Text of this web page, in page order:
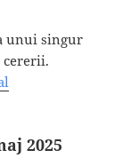
unui singur
cererii.
2025